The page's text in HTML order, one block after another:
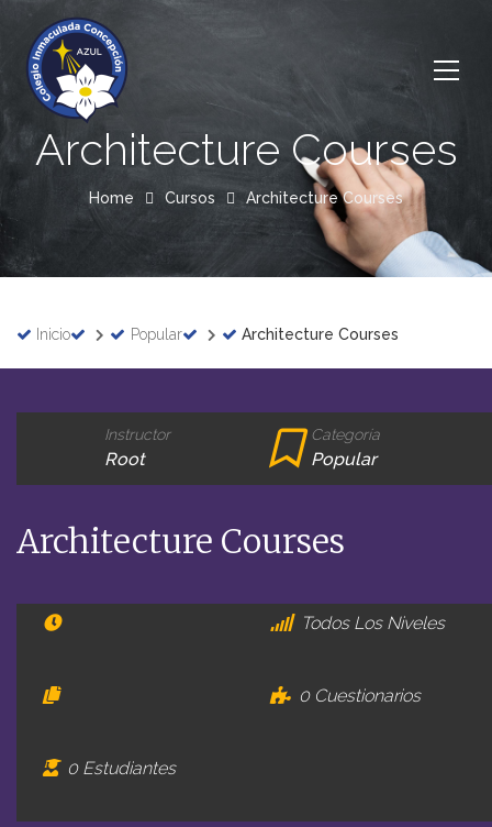
Architecture Courses
Home Cursos Architecture Courses
Inicio Popular Architecture Courses
Instructor
Root
Categoría
Popular
Architecture Courses
Todos Los Niveles
0 Cuestionarios
0 Estudiantes